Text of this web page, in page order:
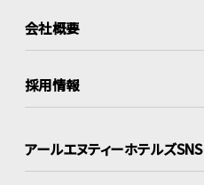
会社概要
採用情報
アールエヌティーホテルズSNS